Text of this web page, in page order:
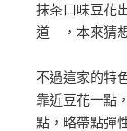
抹茶口味豆花
道 ，本來猜想
不過這家的特
靠近豆花一點
點，略帶點彈